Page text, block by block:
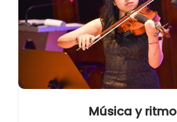
Música y ritmo